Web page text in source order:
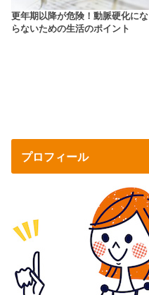
更年期以降が危険！動脈硬化にな
らないための生活のポイント
プロフィール